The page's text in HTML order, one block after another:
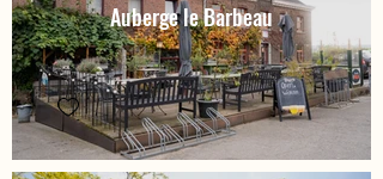
Auberge le Barbeau